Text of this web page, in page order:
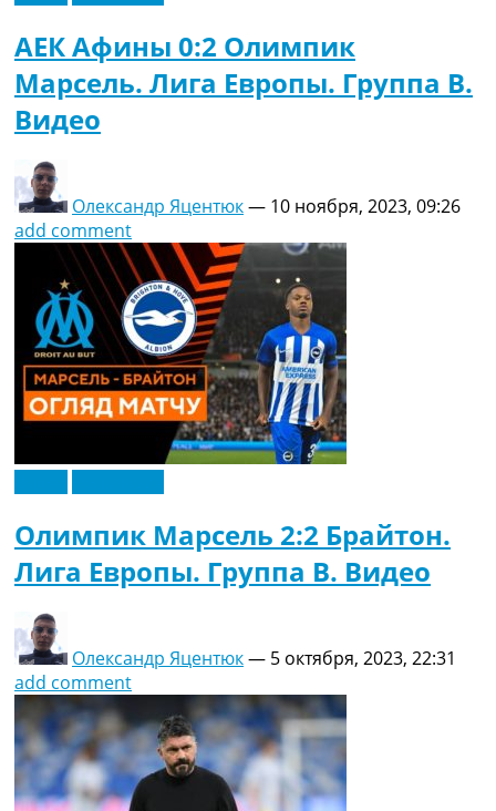
АЕК Афины 0:2 Олимпик
Марсель. Лига Европы. Группа B.
Видео
Олександр Яцентюк— 10 ноября, 2023, 09:26
add comment
Олимпик Марсель 2:2 Брайтон.
Лига Европы. Группа B. Видео
Олександр Яцентюк— 5 октября, 2023, 22:31
add comment